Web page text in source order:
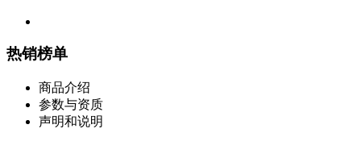
热销榜单
商品介绍
参数与资质
声明和说明